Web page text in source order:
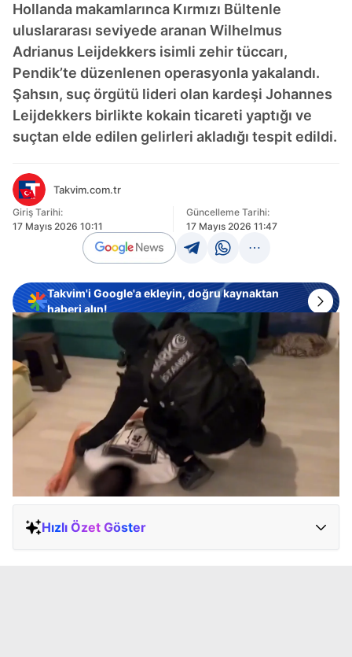
Hollanda makamlarınca Kırmızı Bültenle
uluslararası seviyede aranan Wilhelmus
Adrianus Leijdekkers isimli zehir tüccarı,
Pendik’te düzenlenen operasyonla yakalandı.
Şahsın, suç örgütü lideri olan kardeşi Johannes
Leijdekkers birlikte kokain ticareti yaptığı ve
suçtan elde edilen gelirleri akladığı tespit edildi.
Takvim.com.tr
Giriş Tarihi:
17 Mayıs 2026 10:11
Güncelleme Tarihi:
17 Mayıs 2026 11:47
Takvim'i Google'a ekleyin, doğru kaynaktan
haberi alın!
Hızlı Özet Göster